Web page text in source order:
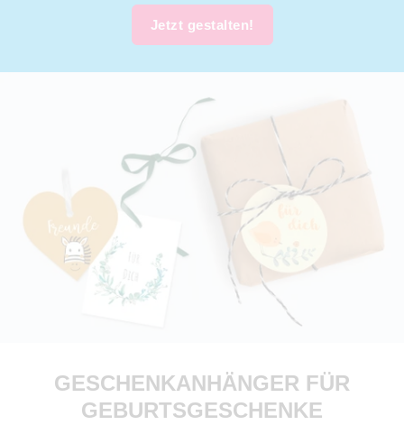
Jetzt gestalten!
GESCHENKANHÄNGER FÜR
GEBURTSGESCHENKE